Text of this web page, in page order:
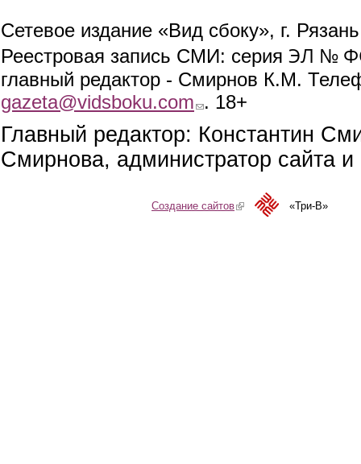
Сетевое издание «Вид сбоку», г.
Реестровая запись СМИ: серия ЭЛ №
главный редактор - Смирнов К.М.
gazeta@vidsboku.com (link sends e-mail)
. 18+
Главный редактор: Константин
Смирнова, администратор сайта
Создание сайтов(link is external)«Три-В»